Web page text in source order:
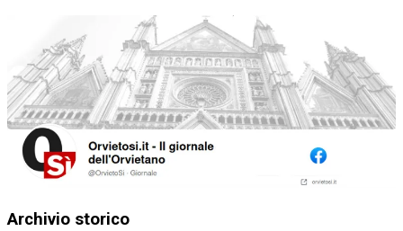
Archivio storico